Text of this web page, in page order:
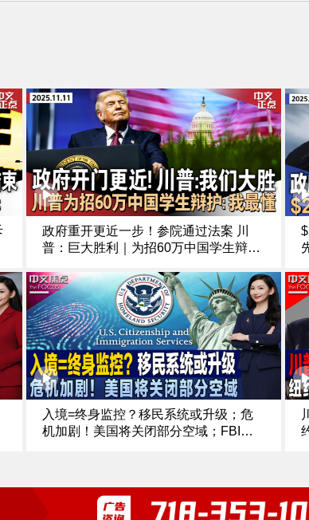
政府重开更近一步！参院通过法案 川
普：巨大胜利｜为招60万中国学生辩护
老兵节 再提庆祝胜利日｜95岁巴菲特安
静退场｜FBI局长秘密访华《中文正
点》25.11.11
入境=终身监控？移民系统或升级；危
机加剧！美国将关闭部分空域；FBI挫